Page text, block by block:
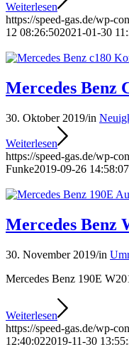
Weiterlesen
https://speed-gas.de/wp-
12 08:26:502021-01-30
Mercedes Benz
30. Oktober 2019/in
Weiterlesen
https://speed-gas.de/wp-
Funke2019-09-26 14:58:07
Mercedes Benz
30. November 2019/in
Mercedes Benz 190E
Weiterlesen
https://speed-gas.de/wp-
12:40:022019-11-30